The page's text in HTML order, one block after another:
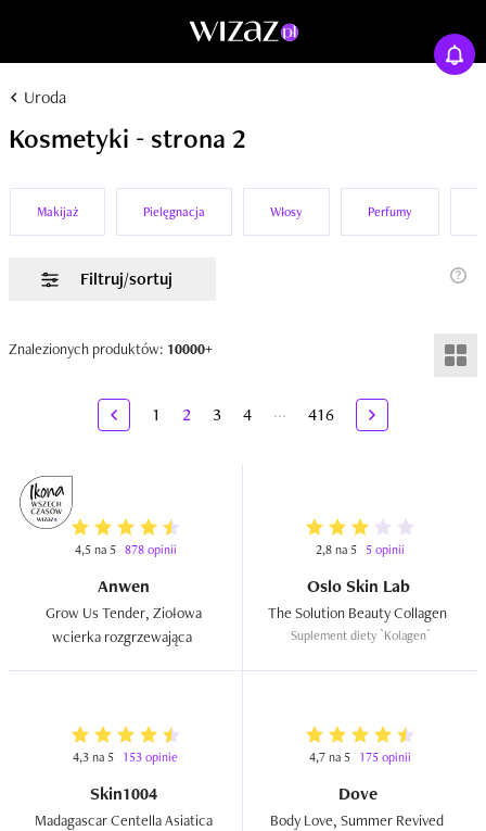
Uroda
Kosmetyki - strona 2
Makijaż Pielęgnacja Włosy Perfumy
Filtruj/sortuj
Znalezionych produktów: 10000+
1 2 3 4 ... 416
4,5 na 5 878 opinii
Anwen
Grow Us Tender, Ziołowa
2,8 na 5 5 opinii
Oslo Skin Lab
Suplement diety `Kolagen`
4,3 na 5 153 opinie
Skin1004
Madagascar Centella Asiatica
4,7 na 5 175 opinii
Dove